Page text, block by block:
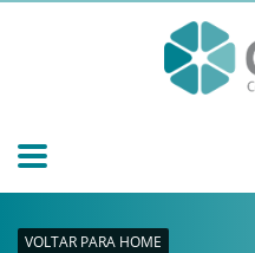
VOLTAR PARA HOME